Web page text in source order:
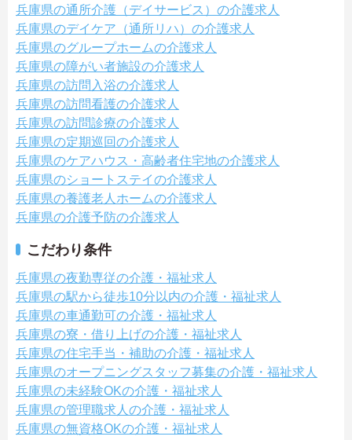
兵庫県の通所介護（デイサービス）の介護求人
兵庫県のデイケア（通所リハ）の介護求人
兵庫県のグループホームの介護求人
兵庫県の障がい者施設の介護求人
兵庫県の訪問入浴の介護求人
兵庫県の訪問看護の介護求人
兵庫県の訪問診療の介護求人
兵庫県の定期巡回の介護求人
兵庫県のケアハウス・高齢者住宅地の介護求人
兵庫県のショートステイの介護求人
兵庫県の養護老人ホームの介護求人
兵庫県の介護予防の介護求人
こだわり条件
兵庫県の夜勤専従の介護・福祉求人
兵庫県の駅から徒歩10分以内の介護・福祉求人
兵庫県の車通勤可の介護・福祉求人
兵庫県の寮・借り上げの介護・福祉求人
兵庫県の住宅手当・補助の介護・福祉求人
兵庫県のオープニングスタッフ募集の介護・福祉求人
兵庫県の未経験OKの介護・福祉求人
兵庫県の管理職求人の介護・福祉求人
兵庫県の無資格OKの介護・福祉求人